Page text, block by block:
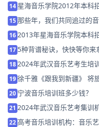
14 星海音乐学院2012年本科
15那些年，我们共同追过的
报演出圆满收官！
16 2013年星海音乐学院本科
17 5种背谱秘诀，快快等你来
18 2024年武汉音乐艺考生培
19徐千雅《跟我到新疆》 将
20 宁波音乐培训班多少钱？
21 2024年武汉音乐艺考集训
22高考音乐培训机构：音乐